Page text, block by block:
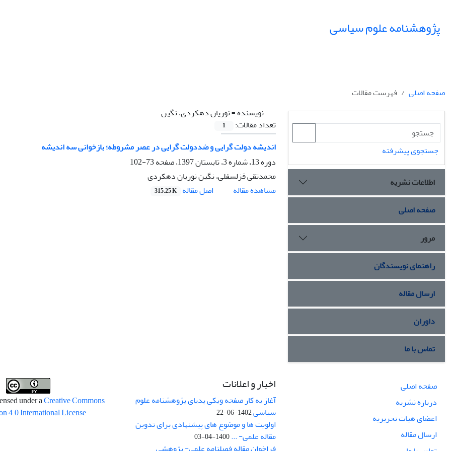
پژوهشنامه علوم سیاسی
صفحه اصلی
فهرست مقالات
نویسنده =نوریان دهکردی، نگین
تعداد مقالات:
1
اندیشه دولت گرایی و ضددولت گرایی در عصر مشروطه؛ بازخوانی سه اندیشه
دوره 13، شماره 3، تابستان 1397، صفحه
73-102
محمدتقی قزلسفلی، نگین نوریان دهکردی
مشاهده مقاله
اصل مقاله 315.25 K
جستجوی پیشرفته
اطلاعات نشریه
صفحه اصلی
مرور
راهنمای نویسندگان
ارسال مقاله
داوران
تماس با ما
صفحه اصلی
درباره نشریه
اعضای هیات تحریریه
ارسال مقاله
اخبار و اعلانات
آغاز به کار صفحه ویکی پدیای پژوهشنامه علوم
سیاسی1402-06-22
اولویت ها و موضوع های پیشنهادی برای تدوین
مقاله علمی- ...1400-04-03
under aCreative Commons
4.0 International License